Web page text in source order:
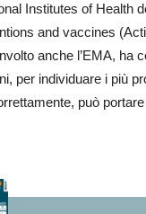
Institutes of Health
and vaccines
anche l’EMA, ha
per individuare i più
può